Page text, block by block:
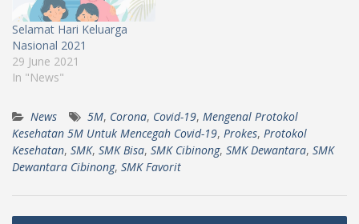
Selamat Hari Keluarga
Nasional 2021
29 June 2021
In "News"
News 5M, Corona, Covid-19, Mengenal Protokol
Kesehatan 5M Untuk Mencegah Covid-19, Prokes, Protokol
Kesehatan, SMK, SMK Bisa, SMK Cibinong, SMK Dewantara, SMK
Dewantara Cibinong, SMK Favorit
Post